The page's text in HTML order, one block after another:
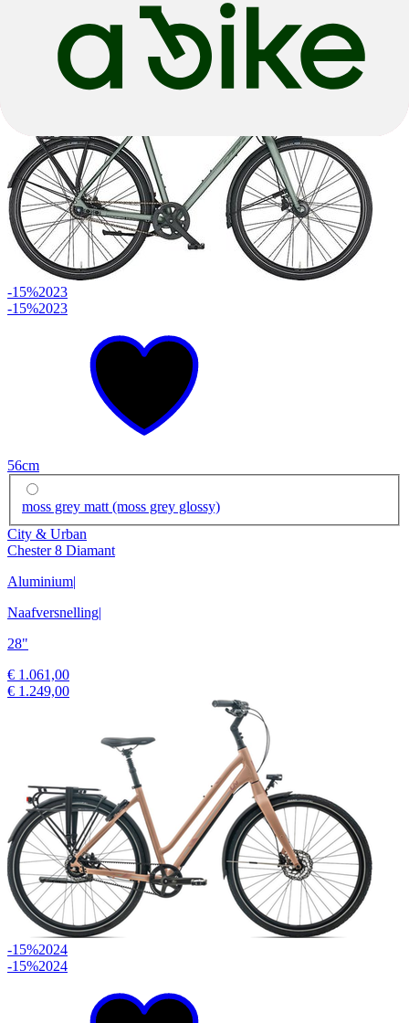
€ 699,00
-15%2023
-15%2023
56cm
moss grey matt (moss grey glossy)
City & Urban
Chester 8 Diamant
Aluminium|
Naafversnelling|
28"
€ 1.061,00
€ 1.249,00
-15%2024
-15%2024